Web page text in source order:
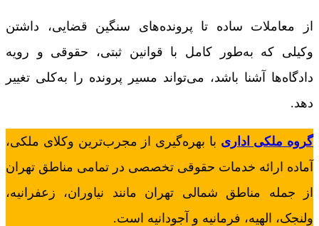
از معاملات ساده تا پرونده‌های سنگین قضایی، داشتن
وکیلی که به‌طور کامل با قوانین ثبتی، حقوقی و رویه
دادگاه‌ها آشنا باشد، می‌تواند مسیر پرونده را به‌کلی تغییر
دهد.
گروه ملکی اداری با بهره‌گیری از مجرب‌ترین وکلای ملکی،
آماده ارائه خدمات حقوقی تخصصی در تمامی مناطق تهران
از جمله مناطق شمالی تهران مانند نیاوران، زعفرانیه،
ولنجک، الهیه، فرمانیه و آجودانیه است.